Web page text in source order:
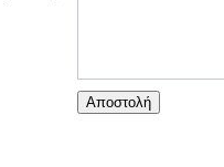
Αποστολή